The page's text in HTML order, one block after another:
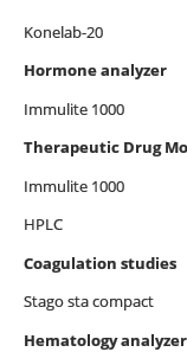
Konelab-20
Hormone analyzer
Immulite 1000
Therapeutic Drug
Immulite 1000
HPLC
Coagulation studies
Stago sta compact
Hematology